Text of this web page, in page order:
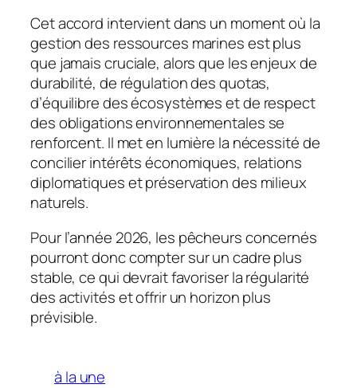
Cet accord intervient dans un moment où la
gestion des ressources marines est plus
que jamais cruciale, alors que les enjeux de
durabilité, de régulation des quotas,
d’équilibre des écosystèmes et de respect
des obligations environnementales se
renforcent. Il met en lumière la nécessité de
concilier intérêts économiques, relations
diplomatiques et préservation des milieux
naturels.
Pour l’année 2026, les pêcheurs concernés
pourront donc compter sur un cadre plus
stable, ce qui devrait favoriser la régularité
des activités et offrir un horizon plus
prévisible.
à la une